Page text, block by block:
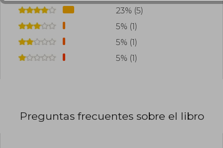
23% (5)
5% (1)
5% (1)
5% (1)
Preguntas frecuentes sobre el libro